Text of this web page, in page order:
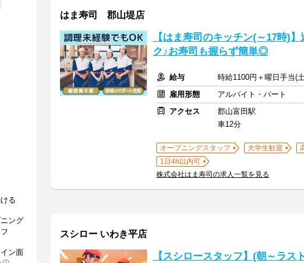
る
ング
ン面
はま寿司 郡山堤店
【はま寿司のキッチン(～17時)
ク♪お寿司も握らず簡単◎
給与
時給1100円＋曜日手当(
雇用形態
アルバイト・パート
アクセス
郡山富田駅
車12分
オープニングスタッフ 大学生歓迎
1日4h以内可
株式会社はま寿司の求人一覧を見る
スシロー いわき平店
【スシロースタッフ】(朝～ラ